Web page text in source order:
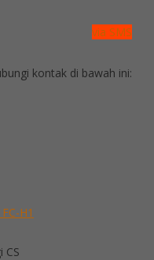
via SMS
kontak di bawah ini:
H1
CS